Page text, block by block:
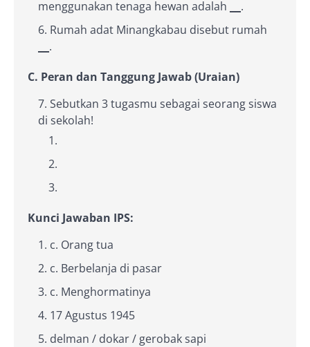
menggunakan tenaga hewan adalah
.
Rumah adat Minangkabau disebut rumah
.
C. Peran dan Tanggung Jawab (Uraian)
Sebutkan 3 tugasmu sebagai seorang siswa
di sekolah!
Kunci Jawaban IPS:
c. Orang tua
c. Berbelanja di pasar
c. Menghormatinya
17 Agustus 1945
delman / dokar / gerobak sapi